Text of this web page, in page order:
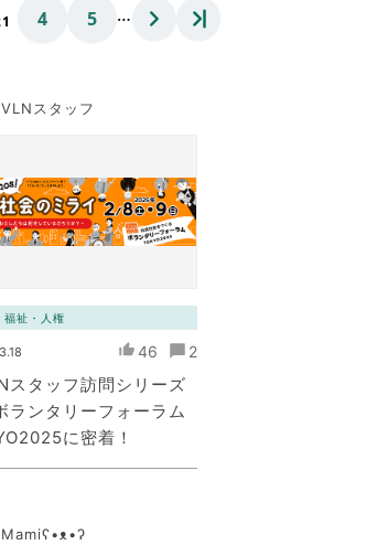
4 5 …
VLNスタッフ
福祉・人権
46 2
スタッフ訪問シリーズ
ランタリーフォーラム
に密着！
Mamiʕ•ᴥ•ʔ